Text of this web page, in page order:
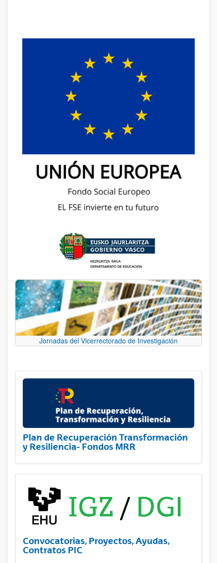
Jornadas del Vicerrectorado de Investigación
Plan de Recuperación Transformación
y Resiliencia- Fondos MRR
Convocatorias, Proyectos, Ayudas,
Contratos PIC